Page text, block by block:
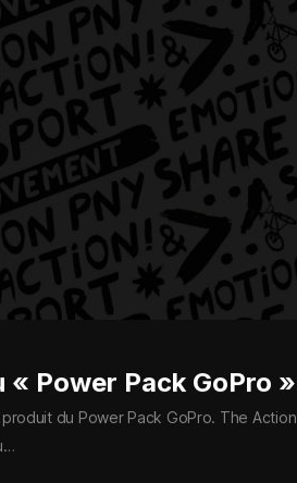
Power Pack GoPro »
du Power Pack GoPro. The Action